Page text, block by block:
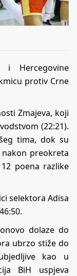
i Hercegovine
protiv Crne
Zmajeva, koji
(22:21).
tima, dok su
preokreta
poena razlike
selektora Adisa
dolaze do
ubrzo stiže do
kao u
BiH uspjeva